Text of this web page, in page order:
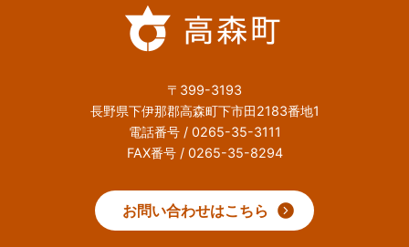
〒399-3193
長野県下伊那郡高森町下市田2183番地1
電話番号 / 0265-35-3111
FAX番号 / 0265-35-8294
お問い合わせはこちら